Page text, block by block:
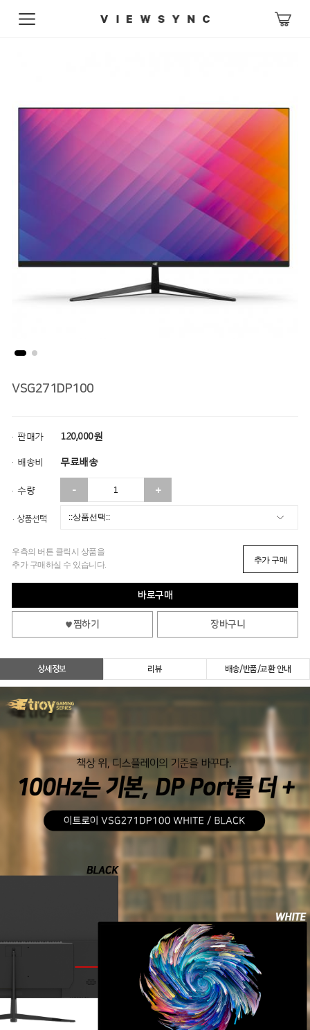
VSG271DP100
· 판매가 120,000원
· 배송비 무료배송
· 수량 +
-
· 상품선택
우측의 버튼 클릭시 상품을
추가 구매하실 수 있습니다.
추가 구매
바로구매
찜하기 장바구니
상세정보 리뷰 배송/반품/교환 안내